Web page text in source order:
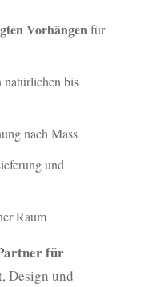
Vorhängenfür
natürlichen bis
nach Mass
und
Raum
für
Design und